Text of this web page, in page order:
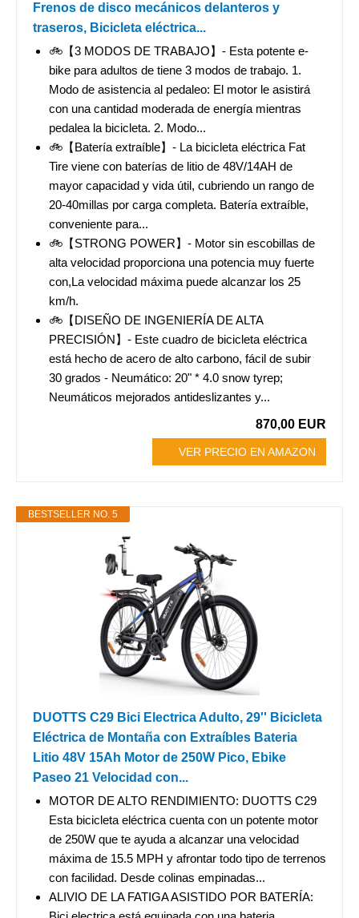
Frenos de disco mecánicos delanteros y
traseros, Bicicleta eléctrica...
🚲【3 MODOS DE TRABAJO】- Esta potente e-
bike para adultos de tiene 3 modos de trabajo. 1.
Modo de asistencia al pedaleo: El motor le asistirá
con una cantidad moderada de energía mientras
pedalea la bicicleta. 2. Modo...
🚲【Batería extraíble】- La bicicleta eléctrica Fat
Tire viene con baterías de litio de 48V/14AH de
mayor capacidad y vida útil, cubriendo un rango de
20-40millas por carga completa. Batería extraíble,
conveniente para...
🚲【STRONG POWER】- Motor sin escobillas de
alta velocidad proporciona una potencia muy fuerte
con,La velocidad máxima puede alcanzar los 25
km/h.
🚲【DISEÑO DE INGENIERÍA DE ALTA
PRECISIÓN】- Este cuadro de bicicleta eléctrica
está hecho de acero de alto carbono, fácil de subir
30 grados - Neumático: 20" * 4.0 snow tyrep;
Neumáticos mejorados antideslizantes y...
870,00 EUR
VER PRECIO EN AMAZON
BESTSELLER NO. 5
DUOTTS C29 Bici Electrica Adulto, 29'' Bicicleta
Eléctrica de Montaña con Extraíbles Bateria
Litio 48V 15Ah Motor de 250W Pico, Ebike
Paseo 21 Velocidad con...
MOTOR DE ALTO RENDIMIENTO: DUOTTS C29
Esta bicicleta eléctrica cuenta con un potente motor
de 250W que te ayuda a alcanzar una velocidad
máxima de 15.5 MPH y afrontar todo tipo de terrenos
con facilidad. Desde colinas empinadas...
ALIVIO DE LA FATIGA ASISTIDO POR BATERÍA: